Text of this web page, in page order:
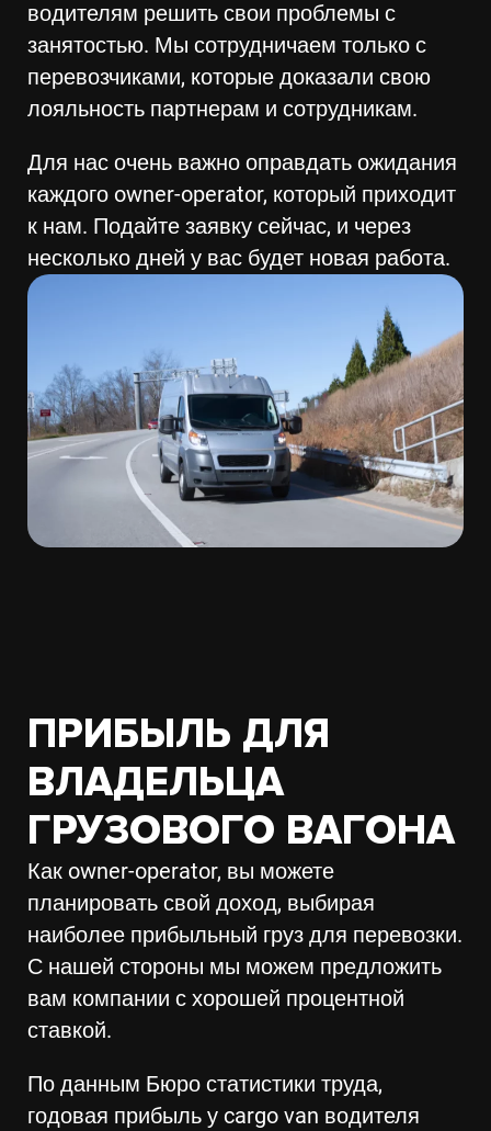
водителям решить свои проблемы с
занятостью. Мы сотрудничаем только с
перевозчиками, которые доказали свою
лояльность партнерам и сотрудникам.
Для нас очень важно оправдать ожидания
каждого owner-operator, который приходит
к нам. Подайте заявку сейчас, и через
несколько дней у вас будет новая работа.
ПРИБЫЛЬ ДЛЯ
ВЛАДЕЛЬЦА
ГРУЗОВОГО ВАГОНА
Как owner-operator, вы можете
планировать свой доход, выбирая
наиболее прибыльный груз для перевозки.
С нашей стороны мы можем предложить
вам компании с хорошей процентной
ставкой.
По данным Бюро статистики труда,
годовая прибыль у cargo van водителя